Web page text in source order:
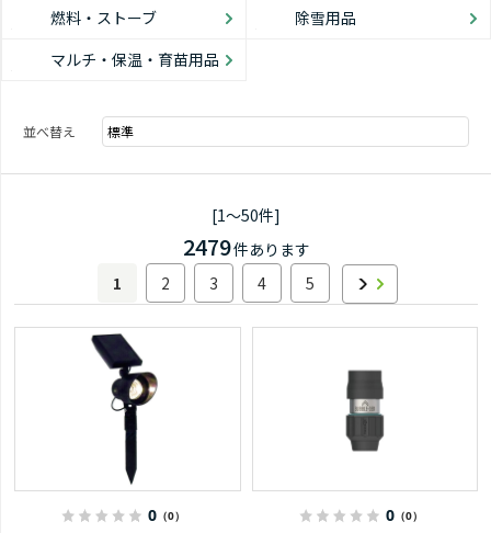
燃料・ストーブ
除雪用品
マルチ・保温・育苗用品
並べ替え
[1～50件]
2479件あります
1
2 3 4 5
0 （0） 0（0）